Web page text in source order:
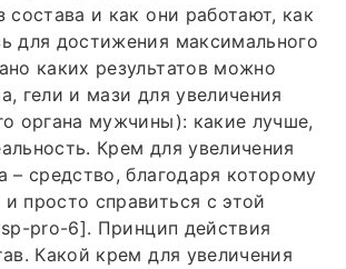
состава и как они работают, как
для достижения максимального
каких результатов можно
гели и мази для увеличения
органа мужчины): какие лучше,
Крем для увеличения
– средство, благодаря которому
просто справиться с этой
pro-6]. Принцип действия
Какой крем для увеличения